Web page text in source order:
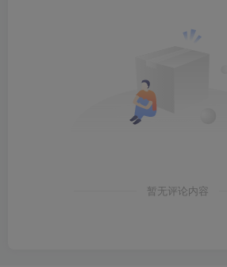
暂无评论内容